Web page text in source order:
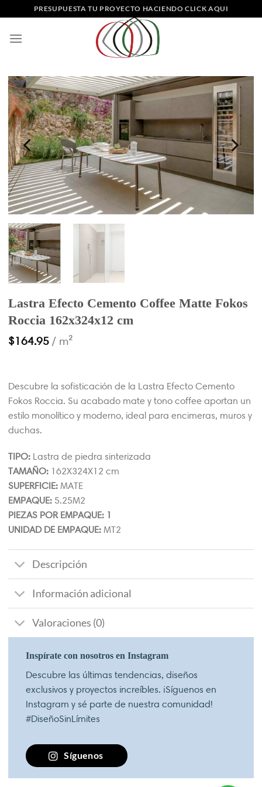
al
contenido
PRESUPUESTA TU PROYECTO HACIENDO CLICK AQUI
Lastra Efecto Cemento Coffee Matte Fokos
Roccia 162x324x12 cm
$164.95 / m²
Descubre la sofisticación de la Lastra Efecto Cemento
Fokos Roccia. Su acabado mate y tono coffee aportan un
estilo monolítico y moderno, ideal para encimeras, muros y
duchas.
TIPO: Lastra de piedra sinterizada
TAMAÑO: 162X324X12 cm
SUPERFICIE: MATE
EMPAQUE: 5.25M2
PIEZAS POR EMPAQUE: 1
UNIDAD DE EMPAQUE: MT2
Descripción
Información adicional
Valoraciones (0)
Inspírate con nosotros en Instagram
Descubre las últimas tendencias, diseños
exclusivos y proyectos increíbles. ¡Síguenos en
Instagram y sé parte de nuestra comunidad!
#DiseñoSinLímites
Síguenos